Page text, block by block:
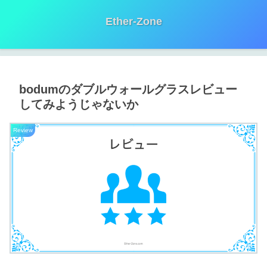
Ether-Zone
bodumのダブルウォールグラスレビュー
してみようじゃないか
Review